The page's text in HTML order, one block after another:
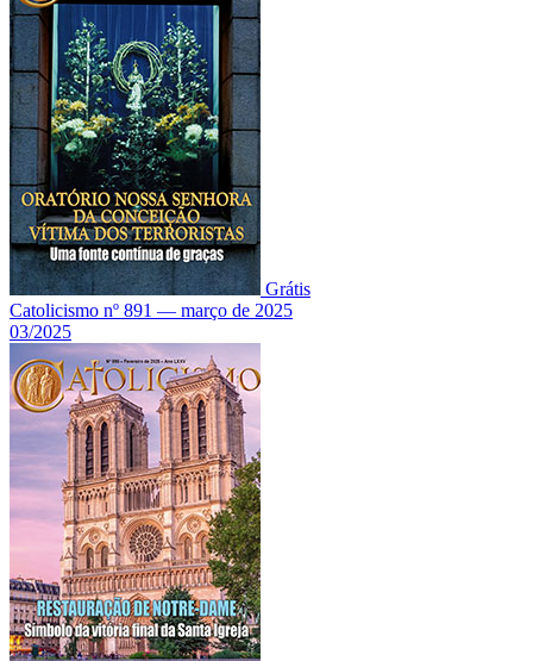
Grátis
Catolicismo nº 891 — março de 2025
03/2025